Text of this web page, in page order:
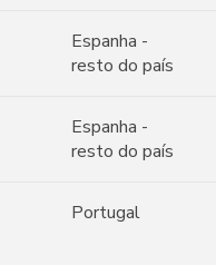
Espanha -
resto do país
Espanha -
resto do país
Portugal